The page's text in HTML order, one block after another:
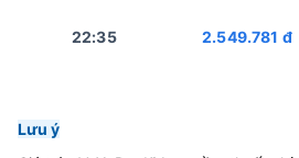
22:35 2.549.781 đ
Lưu ý